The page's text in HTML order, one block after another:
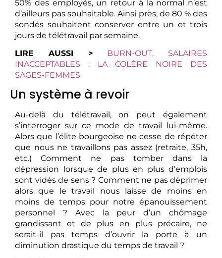
50% des employés, un retour à la normal n’est
d’ailleurs pas souhaitable. Ainsi près, de 80 % des
sondés souhaitent conserver entre un et trois
jours de télétravail par semaine.
LIRE AUSSI >
BURN-OUT, SALAIRES
INACCEPTABLES : LA COLÈRE NOIRE DES
SAGES-FEMMES
Un système à revoir
Au-delà du télétravail, on peut également
s’interroger sur ce mode de travail lui-même.
Alors que l’élite bourgeoise ne cesse de répéter
que nous ne travaillons pas assez (retraite, 35h,
etc.) Comment ne pas tomber dans la
dépression lorsque de plus en plus d’emplois
sont vidés de sens ? Comment ne pas déprimer
alors que le travail nous laisse de moins en
moins de temps pour notre épanouissement
personnel ? Avec la peur d’un chômage
grandissant et de plus en plus précaire, ne
serait-il pas temps d’ouvrir la porte à un
diminution drastique du temps de travail ?